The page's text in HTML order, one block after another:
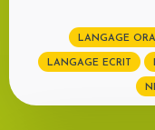
LANGAGE
LANGAGE ECRIT